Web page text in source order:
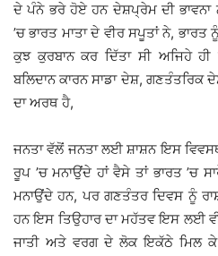
ਦੇ ਪੰਨੇ ਭਰੇ ਹੋਏ ਹਨ ਦੇਸ਼ਪ੍ਰੇਮ ਦੀ ਭਾਵਨਾ
’ਚ ਭਾਰਤ ਮਾਤਾ ਦੇ ਵੀਰ ਸਪੂਤਾਂ ਨੇ,
ਕੁਝ ਕੁਰਬਾਨ ਕਰ ਦਿੱਤਾ ਸੀ ਅਜਿਹੇ
ਬਲਿਦਾਨ ਕਾਰਨ ਸਾਡਾ ਦੇਸ਼,
ਦਾ ਅਰਥ ਹੈ,
ਜਨਤਾ ਵੱਲੋਂ ਜਨਤਾ ਲਈ ਸ਼ਾਸ਼ਨ ਇਸ
ਰੂਪ ’ਚ ਮਨਾਉਂਦੇ ਹਾਂ ਵੈਸੇ ਤਾਂ ਭਾਰਤ ’ਚ
ਮਨਾਉਂਦੇ ਹਨ, ਪਰ ਗਣਤੰਤਰ ਦਿਵਸ ਨੂੰ
ਹਨ ਇਸ ਤਿਉਹਾਰ ਦਾ ਮਹੱਤਵ ਇਸ ਲਈ
ਜਾਤੀ ਅਤੇ ਵਰਗ ਦੇ ਲੋਕ ਇਕੱਠੇ ਮਿਲ ਕੇ